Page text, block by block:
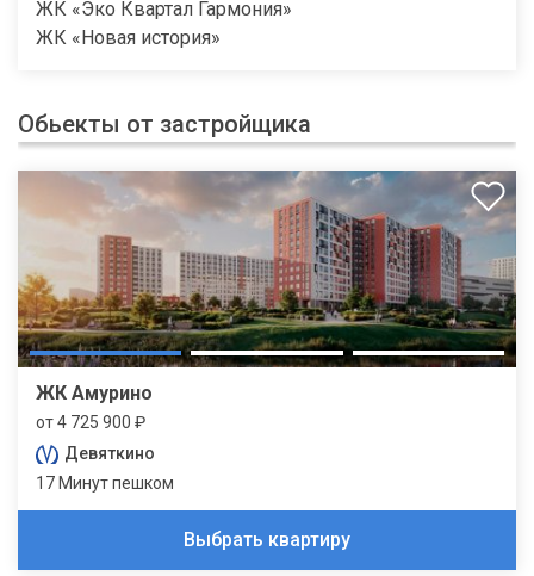
ЖК «Эко Квартал Гармония»
ЖК «Новая история»
Обьекты от застройщика
ЖК Амурино
от 4 725 900 ₽
Девяткино
17 Минут пешком
Выбрать квартиру